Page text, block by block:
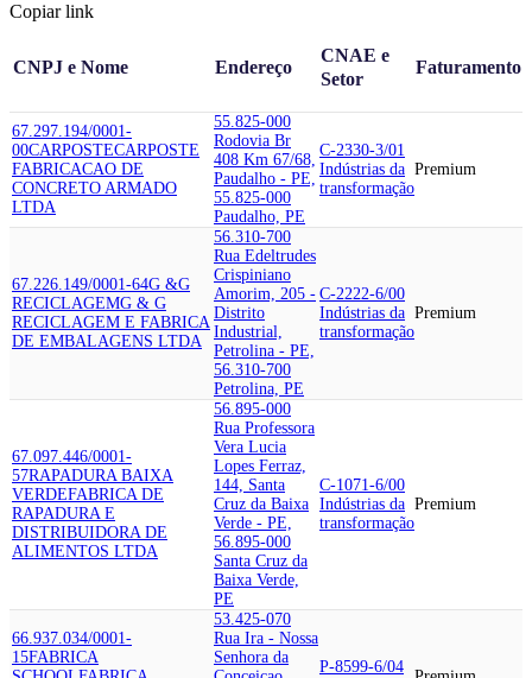
Copiar link
CNPJ e Nome Endereço
CNAE e
Setor
Faturamento
67.297.194/0001-
00CARPOSTECARPOSTE
FABRICACAO DE
CONCRETO ARMADO
LTDA
55.825-000
Rodovia Br
408 Km 67/68,
Paudalho - PE,
55.825-000
Paudalho, PE
C-2330-3/01
Indústrias da
transformação
Premium
67.226.149/0001-64G &G
RECICLAGEMG & G
RECICLAGEM E FABRICA
DE EMBALAGENS LTDA
56.310-700
Rua Edeltrudes
Crispiniano
Amorim, 205 -
Distrito
Industrial,
Petrolina - PE,
56.310-700
Petrolina, PE
C-2222-6/00
Indústrias da
transformação
Premium
67.097.446/0001-
57RAPADURA BAIXA
VERDEFABRICA DE
RAPADURA E
DISTRIBUIDORA DE
ALIMENTOS LTDA
56.895-000
Rua Professora
Vera Lucia
Lopes Ferraz,
144, Santa
Cruz da Baixa
Verde - PE,
56.895-000
Santa Cruz da
Baixa Verde,
PE
C-1071-6/00
Indústrias da
transformação
Premium
66.937.034/0001-
15FABRICA
53.425-070
Rua Ira - Nossa
Senhora da
P-8599-6/04